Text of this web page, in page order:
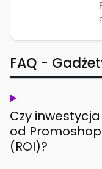
FAQ -
Czy
od
(ROI)?